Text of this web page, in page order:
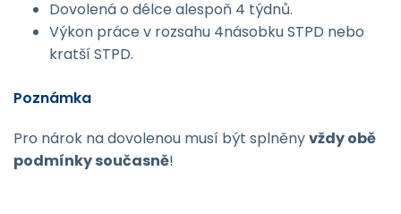
Dovolená o délce alespoň 4 týdnů.
Výkon práce v rozsahu 4násobku STPD nebo
kratší STPD.
Poznámka
Pro nárok na dovolenou musí být splněnyvždy obě
podmínky současně!